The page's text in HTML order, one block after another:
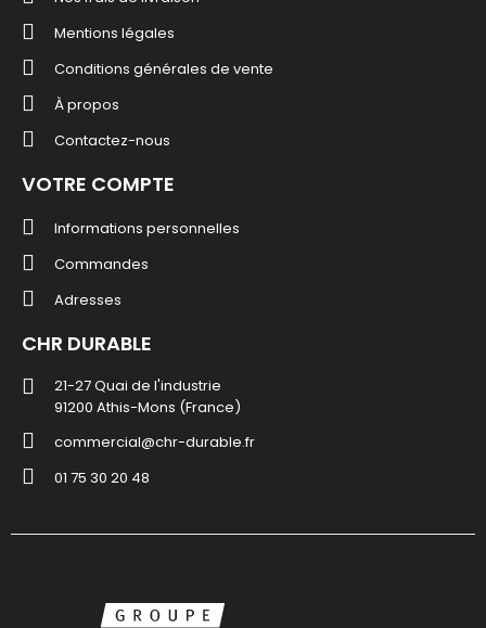
Mentions légales
Conditions générales de vente
À propos
Contactez-nous
VOTRE COMPTE
Informations personnelles
Commandes
Adresses
CHR DURABLE
21-27 Quai de l'industrie
91200 Athis-Mons (France)
commercial@chr-durable.fr
01 75 30 20 48